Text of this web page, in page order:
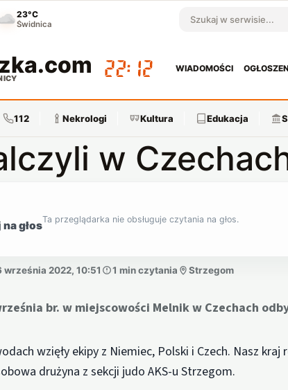
23°C
Świdnica Szukaj w serwisie
.com 22:12
WIADOMOŚCI
112 Nekrologi Kultura Edukacja
w
głosTa przeglądarka nie obsługuje czytania na głos.
września 2022, 10:51 1 min czytania Strzegom
br. w miejscowości Melnik w Czechach
wzięły ekipy z Niemiec, Polski i Czech. Nasz kraj
drużyna z sekcji judo AKS-u Strzegom.